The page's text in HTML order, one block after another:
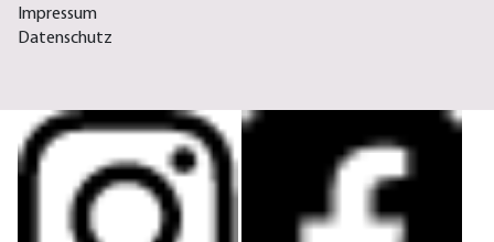
Impressum
Datenschutz